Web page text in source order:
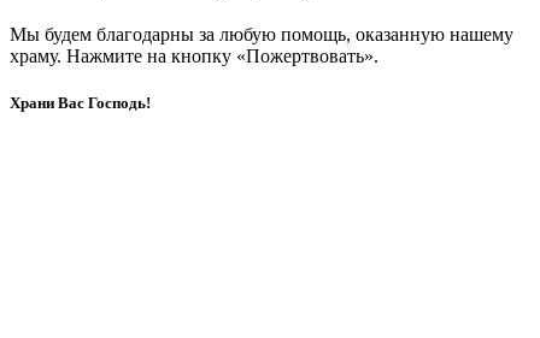
Мы будем благодарны за любую помощь, оказанную нашему
храму. Нажмите на кнопку «Пожертвовать».
Храни Вас Господь!